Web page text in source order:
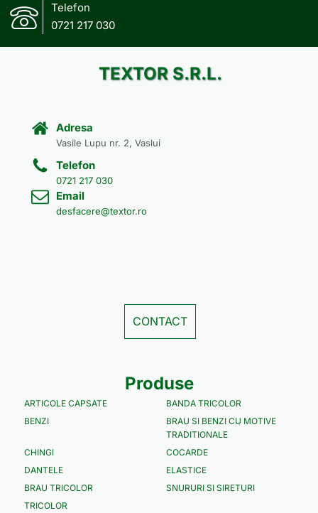
Telefon
0721 217 030
TEXTOR S.R.L.
Adresa
Vasile Lupu nr. 2, Vaslui
Telefon
0721 217 030
Email
desfacere@textor.ro
CONTACT
Produse
ARTICOLE CAPSATE
BANDA TRICOLOR
BENZI
BRAU SI BENZI CU MOTIVE
TRADITIONALE
CHINGI
COCARDE
DANTELE
ELASTICE
BRAU TRICOLOR
SNURURI SI SIRETURI
TRICOLOR